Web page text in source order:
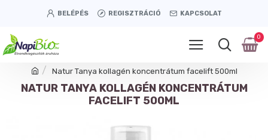
BELÉPÉS REGISZTRÁCIÓ KAPCSOLAT
0
Natur Tanya kollagén koncentrátum facelift 500ml
NATUR TANYA KOLLAGÉN KONCENTRÁTUM
FACELIFT 500ML